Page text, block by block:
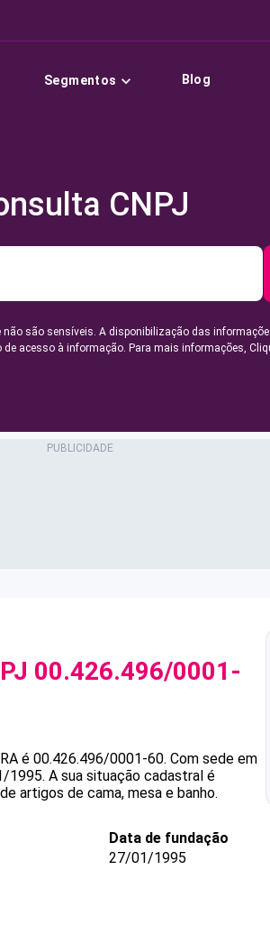
Segmentos Blog
CNPJ
são sensíveis. A disponibilização das
de acesso à informação. Para mais informações,
00.426.496/0001-
é 00.426.496/0001-60. Com sede em
1995. A sua situação cadastral é
artigos de cama, mesa e banho.
Data de fundação
27/01/1995